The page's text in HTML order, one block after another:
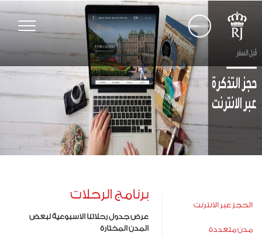
Toggle
الحجز عبر الانترنت
مدن متعددة
برنامج الرحلات
عرض جدول رحلاتنا الاسبوعية لبعض
المدن المختارة